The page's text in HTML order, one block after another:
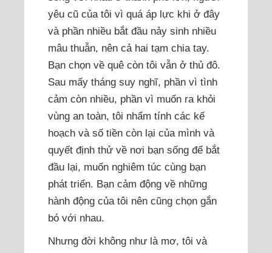
yêu cũ của tôi vì quá áp lực khi ở đây
và phần nhiều bắt đầu nảy sinh nhiều
mâu thuẫn, nên cả hai tạm chia tay.
Bạn chọn về quê còn tôi vẫn ở thủ đô.
Sau mấy tháng suy nghĩ, phần vì tình
cảm còn nhiều, phần vì muốn ra khỏi
vùng an toàn, tôi nhẩm tính các kế
hoạch và số tiền còn lại của mình và
quyết định thử về nơi bạn sống để bắt
đầu lại, muốn nghiêm túc cùng bạn
phát triển. Bạn cảm động về những
hành động của tôi nên cũng chọn gắn
bó với nhau.
Nhưng đời không như là mơ, tôi và